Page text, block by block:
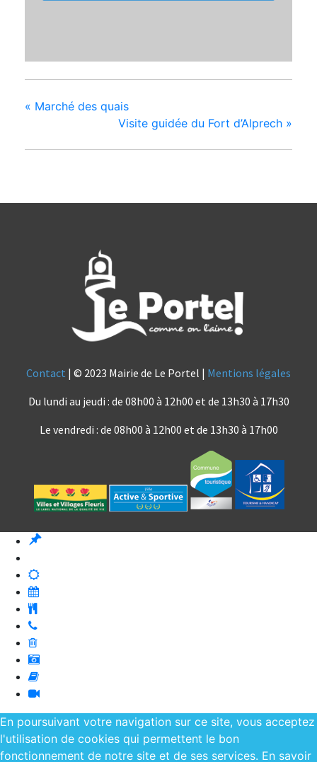
« Marché des quais
Visite guidée du Fort d’Alprech »
Contact | © 2023 Mairie de Le Portel | Mentions légales
Du lundi au jeudi : de 08h00 à 12h00 et de 13h30 à 17h30
Le vendredi : de 08h00 à 12h00 et de 13h30 à 17h00
En poursuivant votre navigation sur ce site, vous acceptez
l'utilisation de cookies qui permettent le bon
fonctionnement de notre site et de ses services. En savoir